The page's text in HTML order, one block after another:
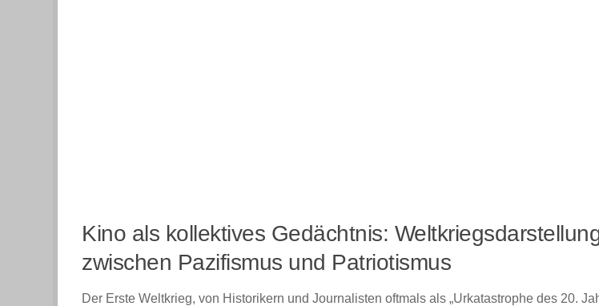
Kino als kollektives Gedächtnis:
zwischen Pazifismus und Patriotismus
Der Erste Weltkrieg, von Historikern und Journalisten oftmals als „Urkatastrophe des 20.